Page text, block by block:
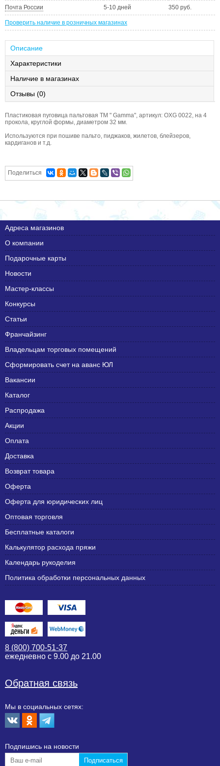
Почта России 5-10 дней 350 руб.
Проверить наличие в розничных магазинах
Описание
Характеристики
Наличие в магазинах
Отзывы (0)
Пластиковая пуговица пальтовая ТМ " Gamma", артикул: OXG 0022, на 4
прокола, круглой формы, диаметром 32 мм.
Используются при пошиве пальто, пиджаков, жилетов, блейзеров,
кардиганов и т.д.
Поделиться
Адреса магазинов
О компании
Подарочные карты
Новости
Мастер-классы
Конкурсы
Статьи
Франчайзинг
Владельцам торговых помещений
Сформировать счет на аванс ЮЛ
Вакансии
Каталог
Распродажа
Акции
Оплата
Доставка
Возврат товара
Оферта
Оферта для юридических лиц
Оптовая торговля
Бесплатные каталоги
Калькулятор расхода пряжи
Календарь рукоделия
Политика обработки персональных данных
8 (800) 700-51-37
ежедневно с 9.00 до 21.00
Обратная связь
Мы в социальных сетях:
Подпишиcь на новости